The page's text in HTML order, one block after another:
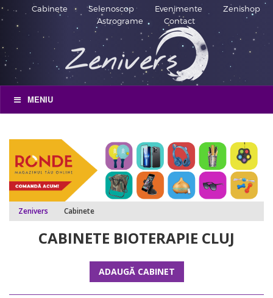
Cabinete Selenoscop Evenimente
Zenishop
Astrograme
Contact
MENIU
Zenivers Cabinete
CABINETE BIOTERAPIE CLUJ
ADAUGĂ CABINET